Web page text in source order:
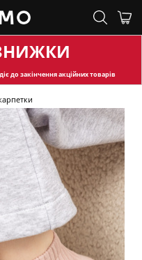
до закінчення акційних товарів